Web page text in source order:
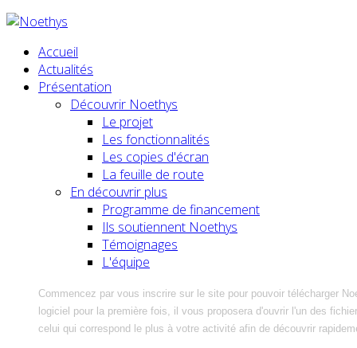
Accueil
Actualités
Présentation
Découvrir Noethys
Le projet
Les fonctionnalités
Les copies d'écran
La feuille de route
En découvrir plus
Programme de financement
Ils soutiennent Noethys
Témoignages
L'équipe
Commencez par vous inscrire sur le site pour pouvoir télécharger
logiciel pour la première fois, il vous proposera d'ouvrir l'un des
celui qui correspond le plus à votre activité afin de découvrir